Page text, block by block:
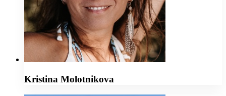
Kristina Molotnikova